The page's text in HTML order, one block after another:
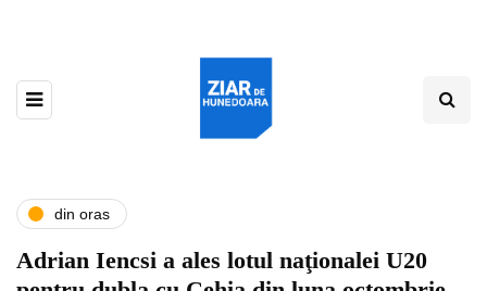
din oras
Adrian Iencsi a ales lotul naţionalei U20